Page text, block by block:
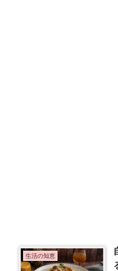
生活の知恵